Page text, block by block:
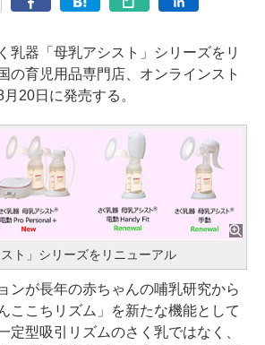
乳器「母乳アシスト」シリーズをリ
の育児用品専門店、オンラインスト
20日に発売する。
ト」シリーズをリニューアル
ンが長年の赤ちゃんの哺乳研究から
ここちリズム」を新たな機能として
定型吸引リズムのさく乳ではなく、